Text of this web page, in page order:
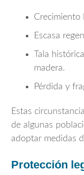
Crecimiento
Escasa
Tala
madera.
Pérdida y
Estas
de algunas
adoptar medidas
Protección